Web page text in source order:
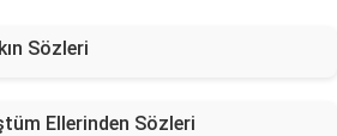
Sözleri
Ellerinden Sözleri